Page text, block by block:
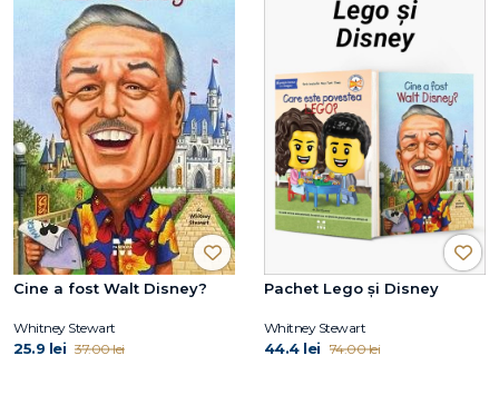
Cine a fost Walt Disney?
Whitney Stewart
25.9 lei 37.00 lei
Pachet Lego și Disney
Whitney Stewart
44.4 lei 74.00 lei